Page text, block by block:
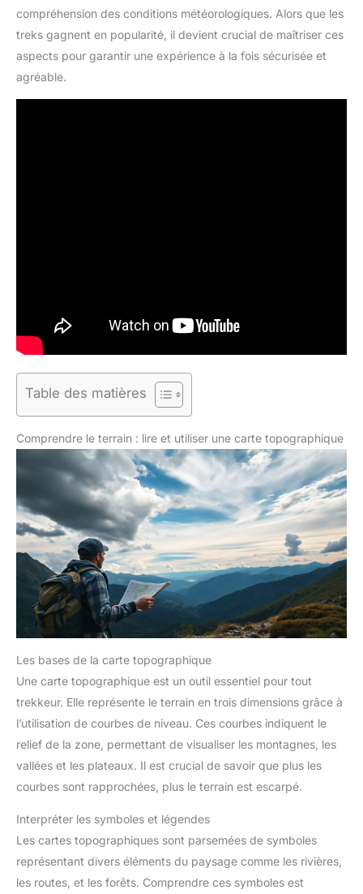
compréhension des conditions météorologiques. Alors que les
treks gagnent en popularité, il devient crucial de maîtriser ces
aspects pour garantir une expérience à la fois sécurisée et
agréable.
Table des matières
Comprendre le terrain : lire et utiliser une carte topographique
Les bases de la carte topographique
Une carte topographique est un outil essentiel pour tout
trekkeur. Elle représente le terrain en trois dimensions grâce à
l’utilisation de courbes de niveau. Ces courbes indiquent le
relief de la zone, permettant de visualiser les montagnes, les
vallées et les plateaux. Il est crucial de savoir que plus les
courbes sont rapprochées, plus le terrain est escarpé.
Interpréter les symboles et légendes
Les cartes topographiques sont parsemées de symboles
représentant divers éléments du paysage comme les rivières,
les routes, et les forêts. Comprendre ces symboles est